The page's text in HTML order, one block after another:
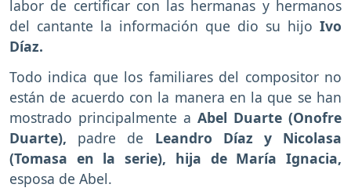
labor de certificar con las hermanas y hermanos
del cantante la información que dio su hijo Ivo
Díaz.
Todo indica que los familiares del compositor no
están de acuerdo con la manera en la que se han
mostrado principalmente a Abel Duarte (Onofre
Duarte), padre de Leandro Díaz y Nicolasa
(Tomasa en la serie), hija de María Ignacia,
esposa de Abel.